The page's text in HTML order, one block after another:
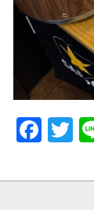
F
c
T
tt